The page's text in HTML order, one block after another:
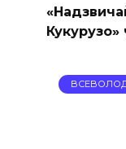
Кукурузо»